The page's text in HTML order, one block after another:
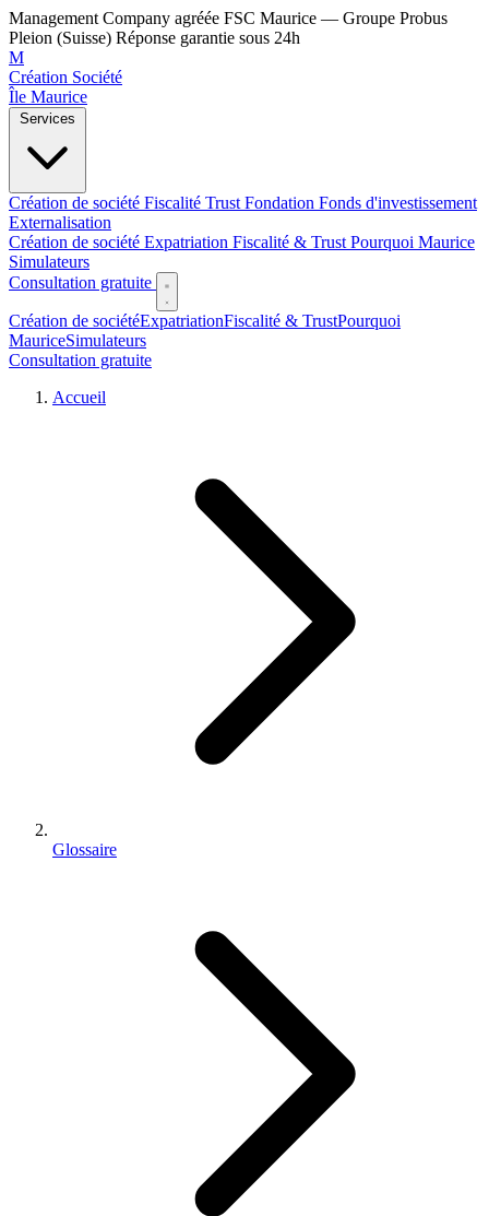
Management Company agréée FSC Maurice — Groupe Probus
Pleion (Suisse) Réponse garantie sous 24h
M
Création Société
Île Maurice
Création de société Fiscalité Trust Fondation Fonds d'investissement
Externalisation
Création de société Expatriation Fiscalité & Trust Pourquoi Maurice
Simulateurs
Consultation gratuite
Création de sociétéExpatriationFiscalité & TrustPourquoi
MauriceSimulateurs
Consultation gratuite
Accueil
Glossaire